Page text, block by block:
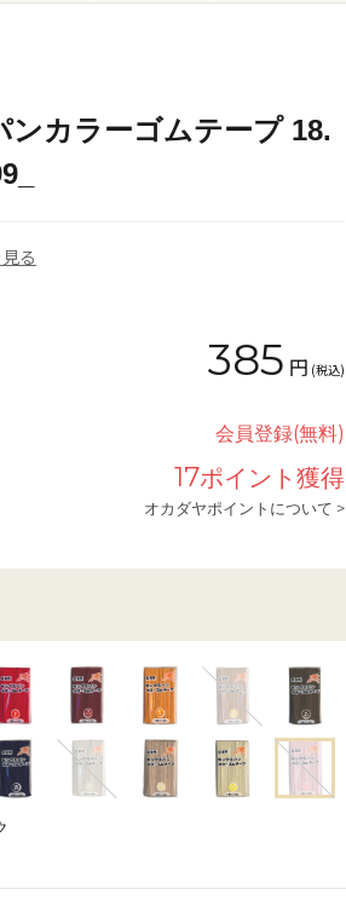
ンカラーゴムテープ 18.
る
385 円 (税込)
会員登録(無料)
17ポイント獲得
オカダヤポイントについて >